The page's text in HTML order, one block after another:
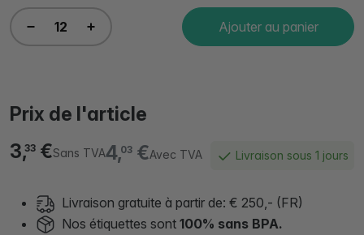
Ajouter au panier
Prix de l'article
4,03€Avec TVA
3,33 €Sans TVA Livraison sous 1 jours
Livraison gratuite à partir de: € 250,- (FR)
Nos étiquettes sont 100% sans BPA.